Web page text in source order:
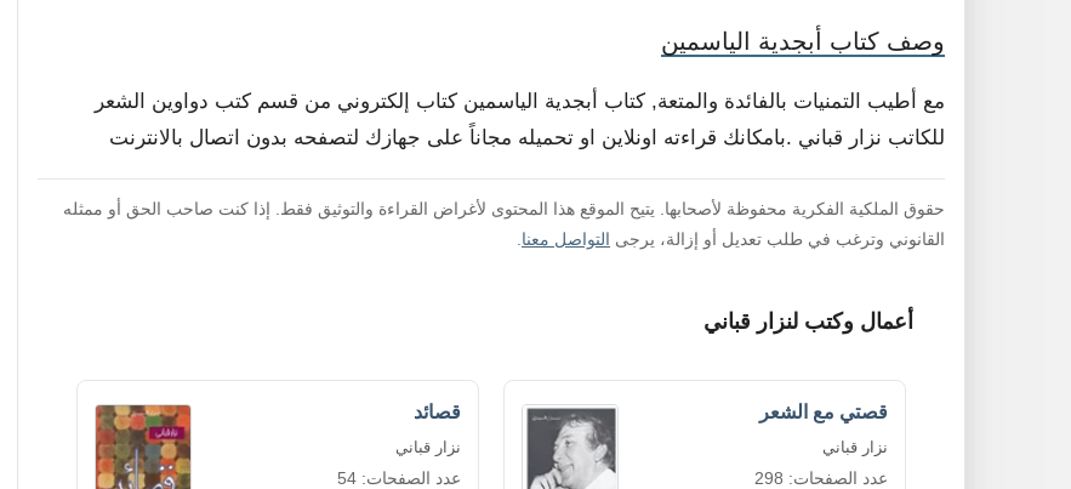
وصف كتاب أبجدية الياسمين
مع أطيب التمنيات بالفائدة والمتعة, كتاب أبجدية الياسمين كتاب إلكتروني من قسم كتب دواوين الشعر
للكاتب نزار قباني .بامكانك قراءته اونلاين او تحميله مجاناً على جهازك لتصفحه بدون اتصال بالانترنت
حقوق الملكية الفكرية محفوظة لأصحابها. يتيح الموقع هذا المحتوى لأغراض القراءة والتوثيق فقط. إذا كنت صاحب الحق أو ممثله
القانوني وترغب في طلب تعديل أو إزالة، يرجى التواصل معنا
أعمال وكتب لنزار قباني
قصتي مع الشعر
نزار قباني
عدد الصفحات: 298
قصائد
نزار قباني
عدد الصفحات: 54